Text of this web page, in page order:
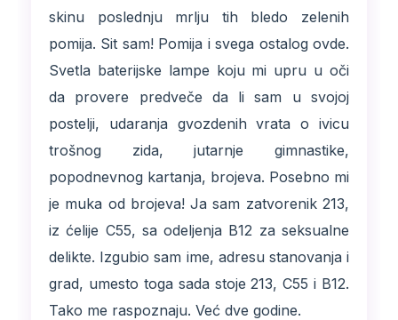
skinu poslednju mrlju tih bledo zelenih
pomija. Sit sam! Pomija i svega ostalog ovde.
Svetla baterijske lampe koju mi upru u oči
da provere predveče da li sam u svojoj
postelji, udaranja gvozdenih vrata o ivicu
trošnog zida, jutarnje gimnastike,
popodnevnog kartanja, brojeva. Posebno mi
je muka od brojeva! Ja sam zatvorenik 213,
iz ćelije C55, sa odeljenja B12 za seksualne
delikte. Izgubio sam ime, adresu stanovanja i
grad, umesto toga sada stoje 213, C55 i B12.
Tako me raspoznaju. Već dve godine.